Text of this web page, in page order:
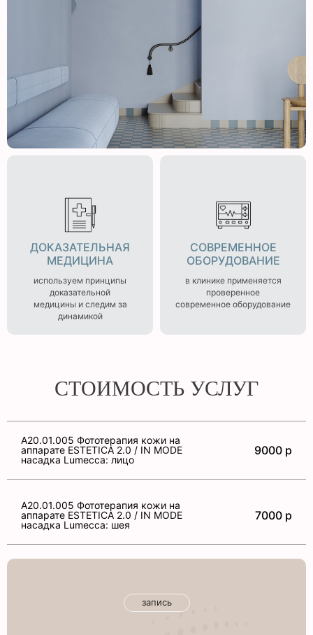
ДОКАЗАТЕЛЬНАЯ
МЕДИЦИНА
используем принципы
доказательной
медицины и следим за
динамикой
СОВРЕМЕННОЕ
ОБОРУДОВАНИЕ
в клинике применяется
проверенное
современное оборудование
СТОИМОСТЬ УСЛУГ
A20.01.005 Фототерапия кожи на
аппарате ESTETICA 2.0 / IN MODE
насадка Lumecca: лицо
9000 р
A20.01.005 Фототерапия кожи на
аппарате ESTETICA 2.0 / IN MODE
насадка Lumecca: шея
7000 р
запись